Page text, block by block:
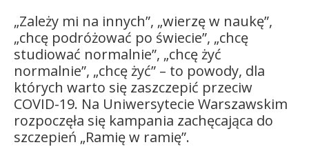
„Zależy mi na innych”, „wierzę w naukę”,
„chcę podróżować po świecie”, „chcę
studiować normalnie”, „chcę żyć
normalnie”, „chcę żyć” – to powody, dla
których warto się zaszczepić przeciw
COVID-19. Na Uniwersytecie Warszawskim
rozpoczęła się kampania zachęcająca do
szczepień „Ramię w ramię”.